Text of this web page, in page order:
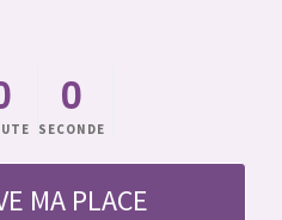
0
SECONDE
MA PLACE